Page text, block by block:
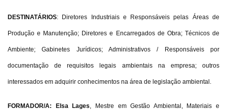
DESTINATÁRIOS: Diretores Industriais e Responsáveis pelas Áreas de
Produção e Manutenção; Diretores e Encarregados de Obra; Técnicos de
Ambiente; Gabinetes Jurídicos; Administrativos / Responsáveis por
documentação de requisitos legais ambientais na empresa; outros
interessados em adquirir conhecimentos na área de legislação ambiental.
FORMADOR/A: Elsa Lages, Mestre em Gestão Ambiental, Materiais e